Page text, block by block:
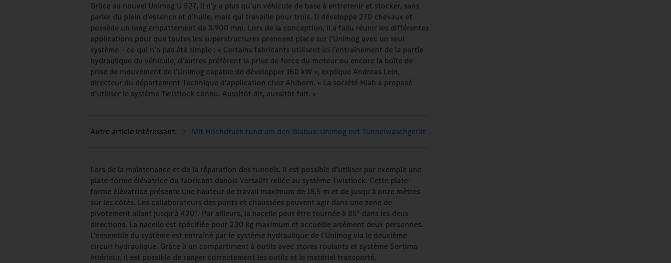
Grâce au nouvel Unimog U 527, il n’y a plus qu’un véhicule de base à entretenir et stocker, sans
parler du plein d’essence et d’huile, mais qui travaille pour trois. Il développe 270 chevaux et
possède un long empattement de 3.900 mm. Lors de la conception, il a fallu réunir les différentes
applications pour que toutes les superstructures prennent place sur l’Unimog avec un seul
système – ce qui n’a pas été simple : « Certains fabricants utilisent ici l’entraînement de la partie
hydraulique du véhicule, d’autres préfèrent la prise de force du moteur ou encore la boîte de
prise de mouvement de l’Unimog capable de développer 160 kW », explique Andreas Lein,
directeur du département Technique d’application chez Ahlborn. « La société Hiab a proposé
d’utiliser le système Twistlock connu. Aussitôt dit, aussitôt fait. »
Mit Hochdruck rund um den Globus: Unimog mit Tunnelwasch­gerät
Lors de la maintenance et de la réparation des tunnels, il est possible d’utiliser par exemple une
plate-forme élévatrice du fabricant danois Versalift reliée au système Twistlock. Cette plate-
forme élévatrice présente une hauteur de travail maximum de 18,5 m et de jusqu’à onze mètres
sur les côtés. Les collaborateurs des ponts et chaussées peuvent agir dans une zone de
pivotement allant jusqu’à 420°. Par ailleurs, la nacelle peut être tournée à 85° dans les deux
directions. La nacelle est spécifiée pour 230 kg maximum et accueille aisément deux personnes.
L’ensemble du système est entraîné par le système hydraulique de l’Unimog via le deuxième
circuit hydraulique. Grâce à un compartiment à outils avec stores roulants et système Sortimo
intérieur, il est possible de ranger correctement les outils et le matériel transporté.